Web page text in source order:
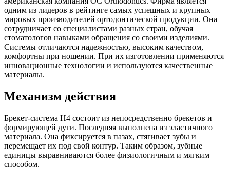
одним из лидеров в рейтинге самых успешных и крупных
мировых производителей ортодонтической продукции. Она
сотрудничает со специалистами разных стран, обучая
стоматологов навыками обращения со своими изделиями.
Системы отличаются надежностью, высоким качеством,
комфортны при ношении. При их изготовлении применяются
инновационные технологии и используются качественные
материалы.
Механизм действия
Брекет-система H4 состоит из непосредственно брекетов и
формирующей дуги. Последняя выполнена из эластичного
материала. Она фиксируется в пазах, стягивает зубы и
перемещает их под свой контур. Таким образом, зубные
единицы выравниваются более физиологичным и мягким
способом.